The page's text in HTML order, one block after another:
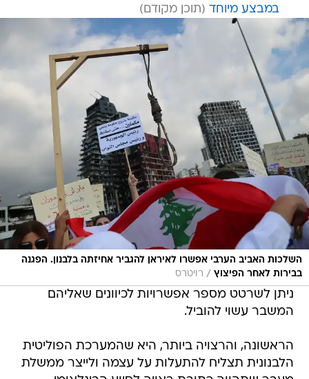
במבצע מיוחד
השלכות האביב הערבי אפשרו לאיראן להגביר אחיזתה בלבנון. הפגנה
בבירות לאחר הפיצוץ / רויטרס
ניתן לשרטט מספר אפשרויות לכיוונים שאליהם
המשבר עשוי להוביל.
הראשונה, והרצויה ביותר, היא שהמערכת הפוליטית
הלבנונית תצליח להתעלות על עצמה ולייצר ממשלת